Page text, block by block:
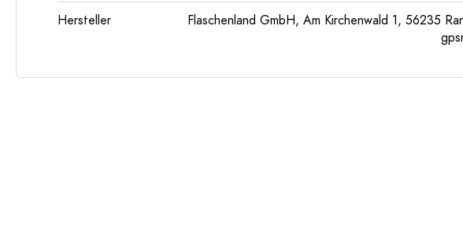
Hersteller
Flaschenland GmbH, Am Kirchenwald 1, 56235